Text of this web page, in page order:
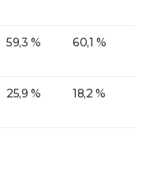
59,3 % 60,1 %
25,9 % 18,2 %